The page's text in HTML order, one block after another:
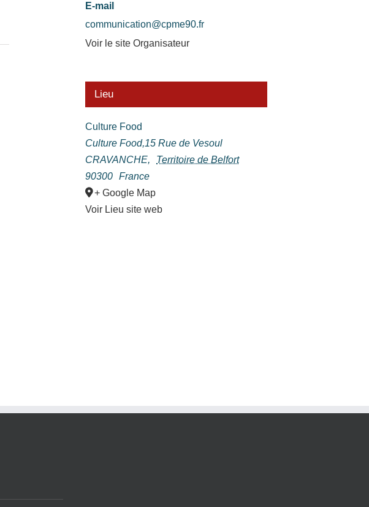
E-mail
communication@cpme90.fr
Voir le site Organisateur
Lieu
Culture Food
Culture Food,15 Rue de Vesoul
CRAVANCHE,
Territoire de Belfort
90300
France
+ Google Map
Voir Lieu site web